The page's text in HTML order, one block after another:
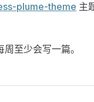
plume-theme 主
至少会写一篇。